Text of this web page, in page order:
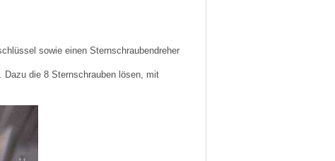
sowie einen Sternschraubendreher
Dazu die 8 Sternschrauben lösen, mit